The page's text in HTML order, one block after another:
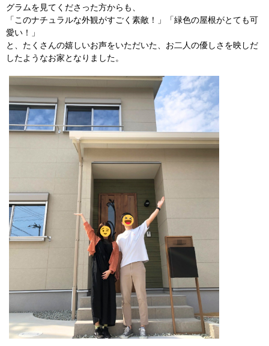
グラムを見てくださった方からも、
「このナチュラルな外観がすごく素敵！」「緑色の屋根がとても可
愛い！」
と、たくさんの嬉しいお声をいただいた、お二人の優しさを映しだ
したようなお家となりました。